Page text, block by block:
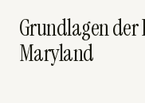
Grundlagen der
Maryland